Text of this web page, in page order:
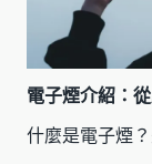
電子煙介紹：
什麼是電子煙